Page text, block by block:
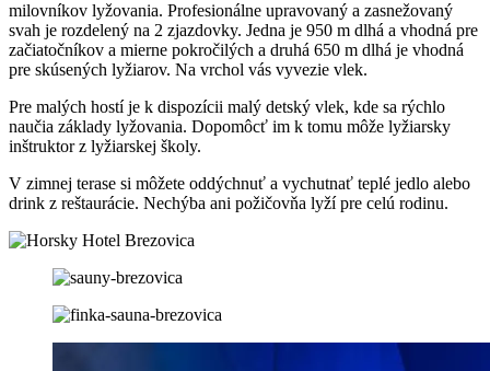
milovníkov lyžovania. Profesionálne upravovaný a zasnežovaný
svah je rozdelený na 2 zjazdovky. Jedna je 950 m dlhá a vhodná pre
začiatočníkov a mierne pokročilých a druhá 650 m dlhá je vhodná
pre skúsených lyžiarov. Na vrchol vás vyvezie vlek.
Pre malých hostí je k dispozícii malý detský vlek, kde sa rýchlo
naučia základy lyžovania. Dopomôcť im k tomu môže lyžiarsky
inštruktor z lyžiarskej školy.
V zimnej terase si môžete oddýchnuť a vychutnať teplé jedlo alebo
drink z reštaurácie. Nechýba ani požičovňa lyží pre celú rodinu.